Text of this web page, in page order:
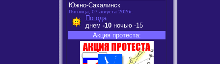
Южно-Сахалинск
Пятница, 07 августа 2026г.
Погода
днем -10 ночью -15
Акция протеста: